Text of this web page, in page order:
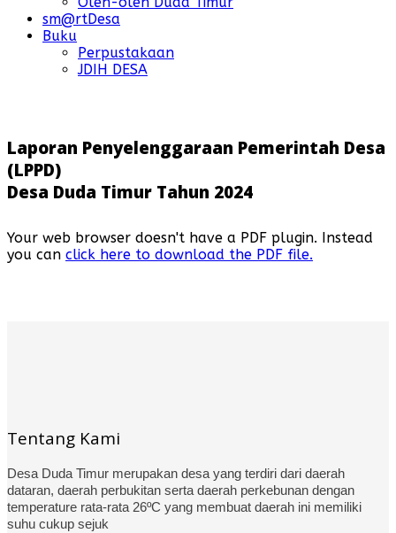
sm@rtDesa
Buku
Perpustakaan
JDIH DESA
Laporan Penyelenggaraan Pemerintah Desa
(LPPD)
Desa Duda Timur Tahun 2024
Your web browser doesn't have a PDF plugin. Instead
you can click here to download the PDF file.
Tentang Kami
Desa Duda Timur merupakan desa yang terdiri dari daerah
dataran, daerah perbukitan serta daerah perkebunan dengan
temperature rata-rata 26ºC yang membuat daerah ini memiliki
suhu cukup sejuk